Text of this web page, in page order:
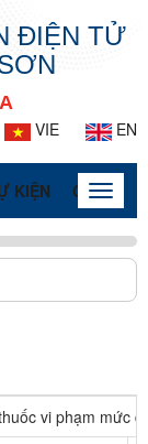
ĐIỆN TỬ
VIE
EN
KIỆN CỔNGToggle
vi phạm mức